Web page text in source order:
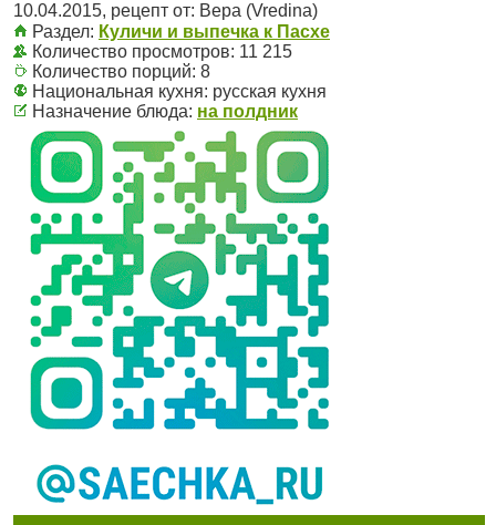
10.04.2015, рецепт от: Вера (Vredina)
Раздел: Куличи и выпечка к Пасхе
Количество просмотров: 11 215
Количество порций: 8
Национальная кухня: русская кухня
Назначение блюда: на полдник